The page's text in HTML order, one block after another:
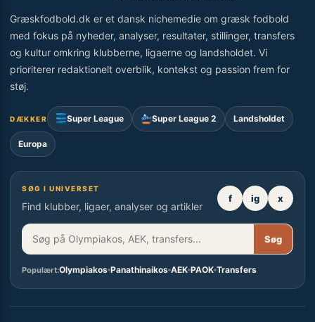
Græskfodbold.dk er et dansk nichemedie om græsk fodbold
med fokus på nyheder, analyser, resultater, stillinger, transfers
og kultur omkring klubberne, ligaerne og landsholdet. Vi
prioriterer redaktionelt overblik, kontekst og passion frem for
støj.
DÆKKER Super League Super League 2 Landsholdet
Europa
SØG I UNIVERSET
Find klubber, ligaer, analyser og artikler
f ig x
Søg
Populært:Olympiakos Panathinaikos AEK PAOK Transfers